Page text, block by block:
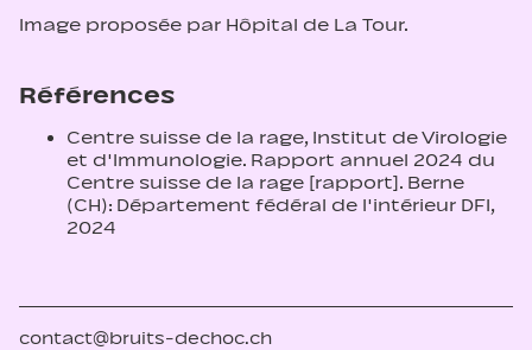
Image proposée par Hôpital de La Tour.
Références
Centre suisse de la rage, Institut de Virologie
et d'Immunologie. Rapport annuel 2024 du
Centre suisse de la rage [rapport]. Berne
(CH): Département fédéral de l'intérieur DFI,
2024
contact@bruits-dechoc.ch